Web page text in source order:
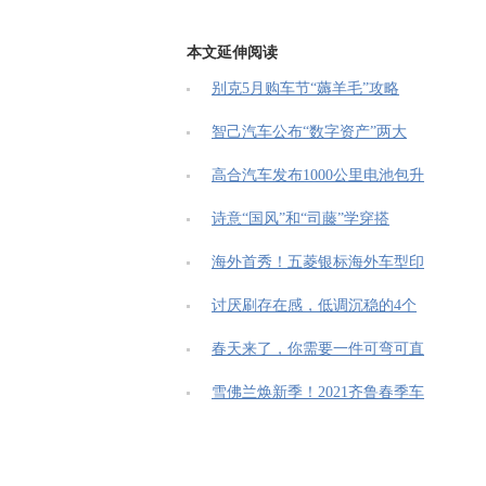
本文延伸阅读
别克5月购车节“薅羊毛”攻略
智己汽车公布“数字资产”两大
高合汽车发布1000公里电池包升
诗意“国风”和“司藤”学穿搭
海外首秀！五菱银标海外车型印
讨厌刷存在感，低调沉稳的4个
春天来了，你需要一件可弯可直
雪佛兰焕新季！2021齐鲁春季车